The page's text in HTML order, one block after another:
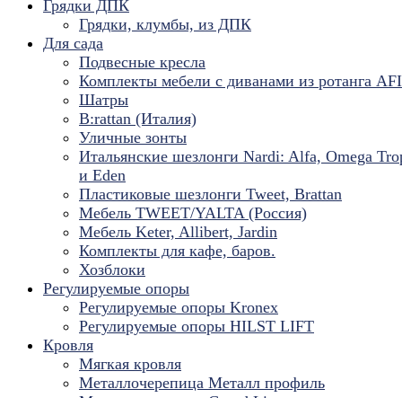
Грядки ДПК
Грядки, клумбы, из ДПК
Для сада
Подвесные кресла
Комплекты мебели с диванами из ротанга
Шатры
B:rattan (Италия)
Уличные зонты
Итальянские шезлонги Nardi: Alfa, Omega
и Eden
Пластиковые шезлонги Tweet, Brattan
Мебель TWEET/YALTA (Россия)
Мебель Keter, Allibert, Jardin
Комплекты для кафе, баров.
Хозблоки
Регулируемые опоры
Регулируемые опоры Kronex
Регулируемые опоры HILST LIFT
Кровля
Мягкая кровля
Металлочерепица Металл профиль